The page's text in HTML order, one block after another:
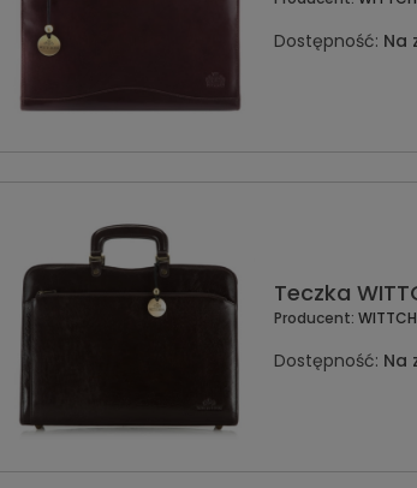
Dostępność: Na
Teczka
Producent:
Dostępność: Na